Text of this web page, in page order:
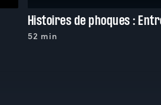
52 min